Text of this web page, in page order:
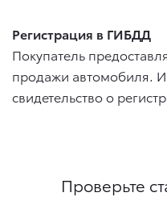
Регистрация в ГИБДД
Покупатель
продажи автомобиля.
свидетельство о
Проверьте